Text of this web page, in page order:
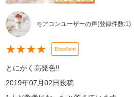
モアコンユーザーの声(登録件数:1)
★★★★ Excellent
とにかく高発色!!
2019年07月02日投稿